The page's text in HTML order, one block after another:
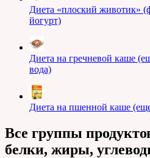
Диета «плоский животик»
йогурт)
Диета на гречневой каше
вода)
Диета на пшенной каше
Все группы
белки, жиры,